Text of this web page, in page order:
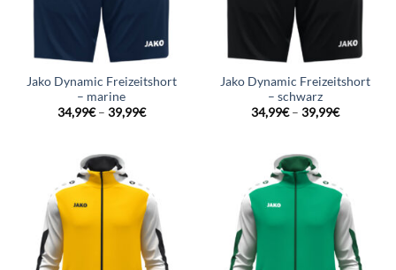
Jako Dynamic Freizeitshort
– marine
34,99€– 39,99€
Jako Dynamic Freizeitshort
– schwarz
34,99€– 39,99€